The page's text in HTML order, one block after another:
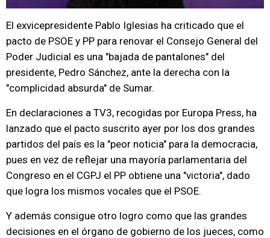
El exvicepresidente Pablo Iglesias ha criticado que el
pacto de PSOE y PP para renovar el Consejo General del
Poder Judicial es una "bajada de pantalones" del
presidente, Pedro Sánchez, ante la derecha con la
"complicidad absurda" de Sumar.
En declaraciones a TV3, recogidas por Europa Press, ha
lanzado que el pacto suscrito ayer por los dos grandes
partidos del país es la "peor noticia" para la democracia,
pues en vez de reflejar una mayoría parlamentaria del
Congreso en el CGPJ el PP obtiene una "victoria", dado
que logra los mismos vocales que el PSOE.
Y además consigue otro logro como que las grandes
decisiones en el órgano de gobierno de los jueces, como